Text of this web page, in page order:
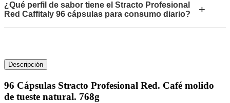
¿Qué perfil de sabor tiene el Stracto Profesional
Red Caffitaly 96 cápsulas para consumo diario?
+
Descripción
96 Cápsulas Stracto Profesional Red. Café molido
de tueste natural. 768g